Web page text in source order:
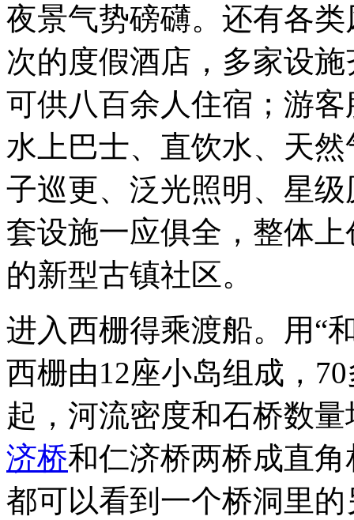
夜景气势磅礴。还有各
次的度假酒店，多家设
可供八百余人住宿；游
水上巴士、直饮水、天
子巡更、泛光照明、星
套设施一应俱全，整体
的新型古镇社区。
进入西栅得乘渡船。用“
西栅由12座小岛组成，
起，河流密度和石桥数
济桥和仁济桥两桥成直
都可以看到一个桥洞里